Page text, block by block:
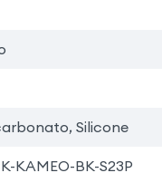
Silicone
KAMEO-BK-S23P